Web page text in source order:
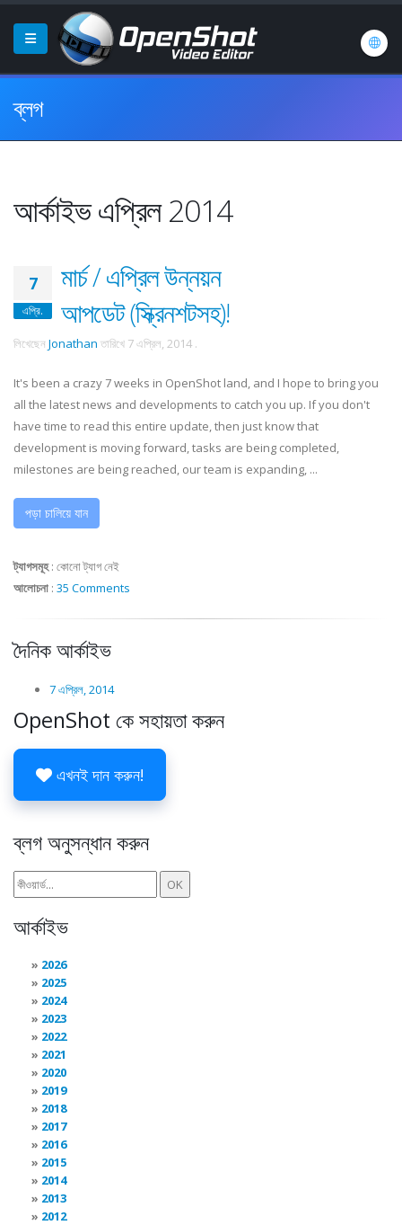
ব্লগ
আর্কাইভ এপ্রিল 2014
7
এপ্রি.
মার্চ / এপ্রিল উন্নয়ন
আপডেট (স্ক্রিনশটসহ)!
লিখেছেন Jonathan তারিখে 7 এপ্রিল, 2014 .
It's been a crazy 7 weeks in OpenShot land, and I hope to bring you
all the latest news and developments to catch you up. If you don't
have time to read this entire update, then just know that
development is moving forward, tasks are being completed,
milestones are being reached, our team is expanding, ...
পড়া চালিয়ে যান
ট্যাগসমূহ: কোনো ট্যাগ নেই
আলোচনা : 35 Comments
দৈনিক আর্কাইভ
7 এপ্রিল, 2014
OpenShot কে সহায়তা করুন
এখনই দান করুন!
ব্লগ অনুসন্ধান করুন
আর্কাইভ
2026
2025
2024
2023
2022
2021
2020
2019
2018
2017
2016
2015
2014
2013
2012